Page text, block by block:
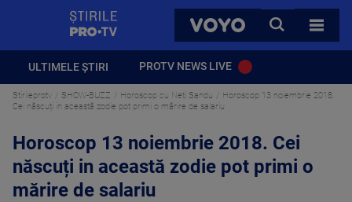
VOYO
CAUTA
TOATE
ULTIMELE ȘTIRI PROTV NEWS LIVE
Stirileprotv SHOW-BUZZ Horoscop cu Neti Sandu
Horoscop 13 noiembrie 2018.
Cei născuți in această zodie pot primi o mărire de salariu
Horoscop 13 noiembrie 2018. Cei
născuți in această zodie pot primi o
mărire de salariu